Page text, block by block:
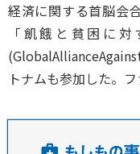
経済に関する首脳会
「飢餓と貧困に
トナムも参加した。